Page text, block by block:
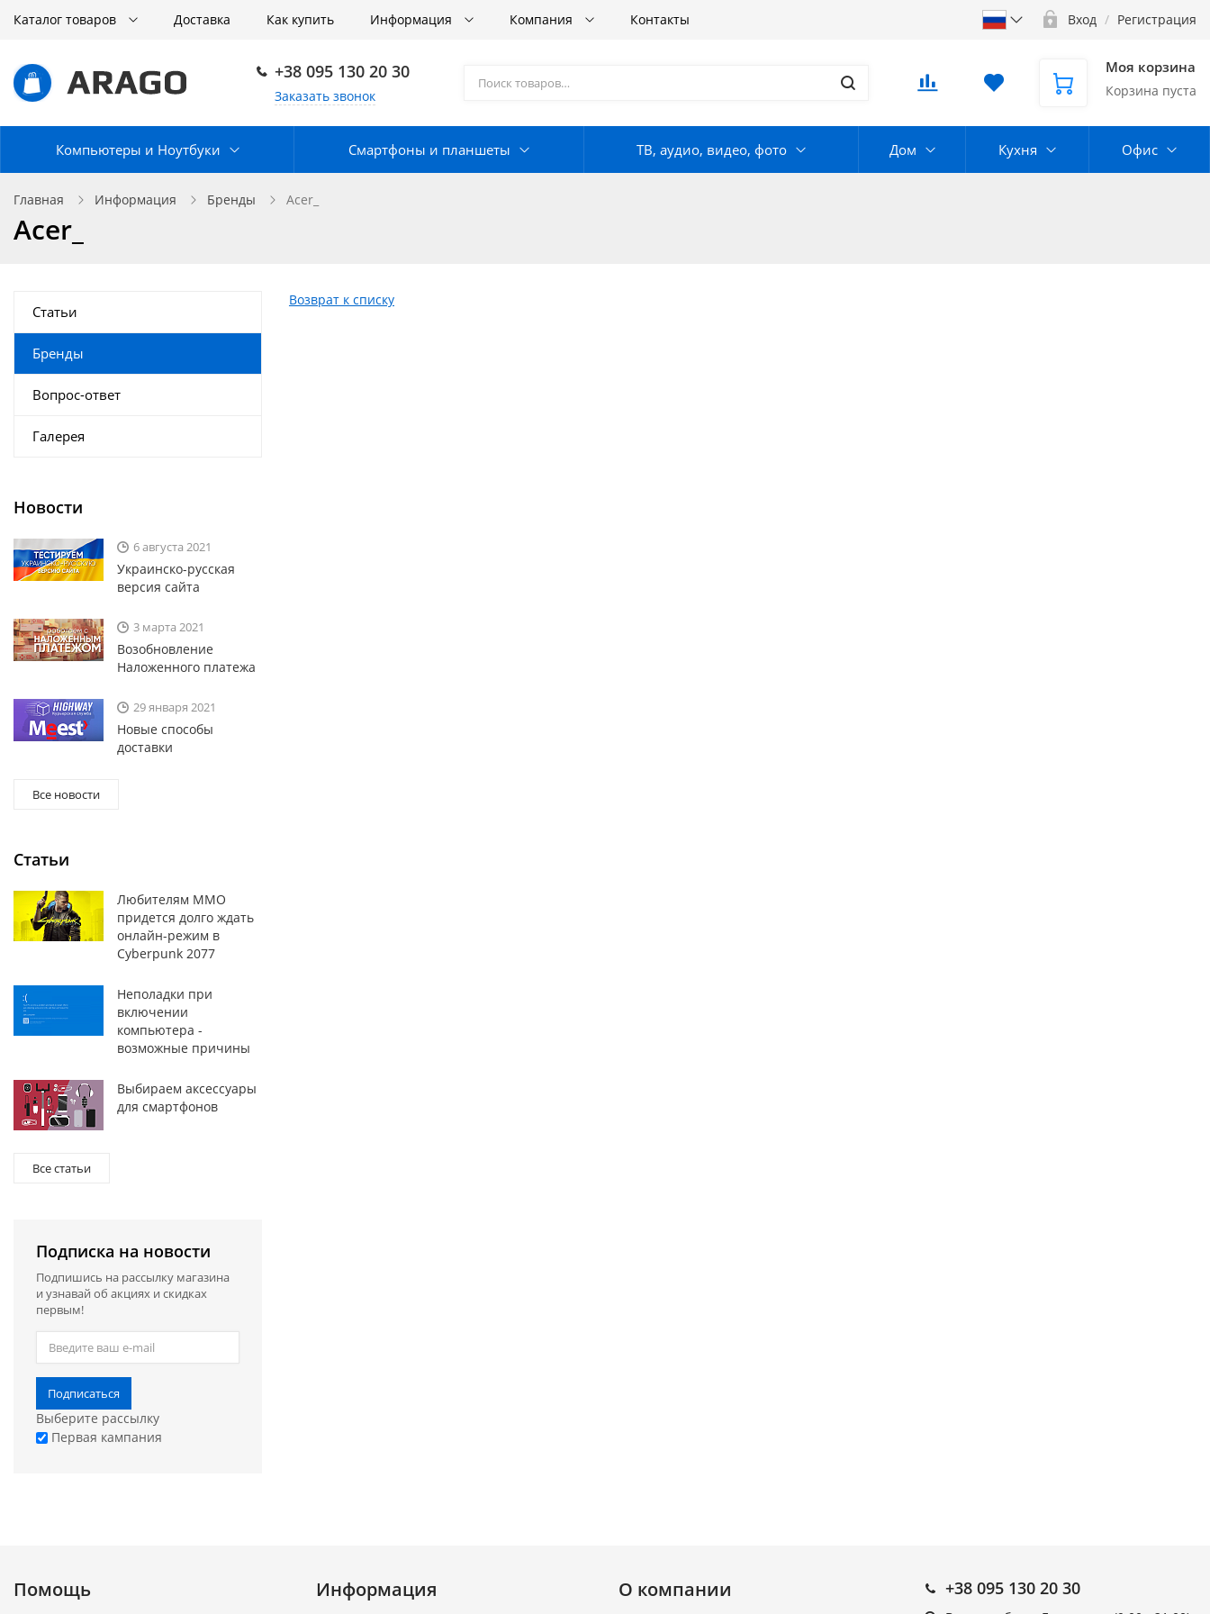
Каталог товаров Доставка Как купить Информация Компания Контакты Вход / Регистрация
+38 095 130 20 30
Заказать звонок
Моя корзина
Корзина пуста
Компьютеры и Ноутбуки Смартфоны и планшеты ТВ, аудио, видео, фото Дом Кухня Офис
Главная Информация Бренды Acer_
Acer_
Возврат к списку
Статьи
Бренды
Вопрос-ответ
Галерея
Новости
6 августа 2021
Украинско-русская
версия сайта
3 марта 2021
Возобновление
Наложенного платежа
29 января 2021
Новые способы
доставки
Все новости
Статьи
Любителям MMO
придется долго ждать
онлайн-режим в
Cyberpunk 2077
Неполадки при
включении
компьютера -
возможные причины
Выбираем аксессуары
для смартфонов
Все статьи
Подписка на новости
Подпишись на рассылку магазина
и узнавай об акциях и скидках
первым!
Подписаться
Выберите рассылку
Первая кампания
Помощь Информация О компании +38 095 130 20 30